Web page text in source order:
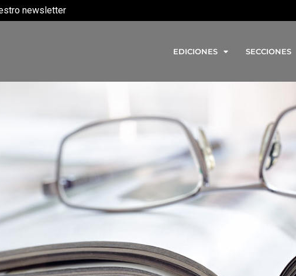
newsletter
EDICIONES SECCIONES